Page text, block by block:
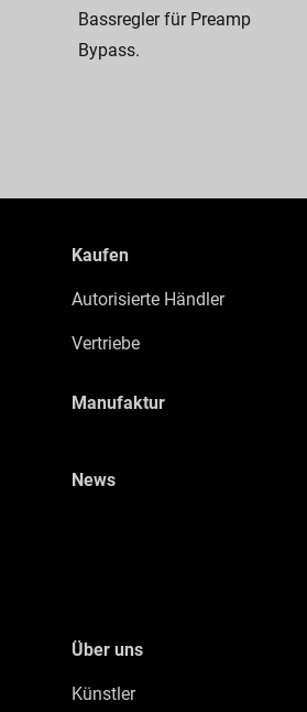
Bassregler für Preamp
Bypass.
Kaufen
Autorisierte Händler
Vertriebe
Manufaktur
News
Über uns
Künstler